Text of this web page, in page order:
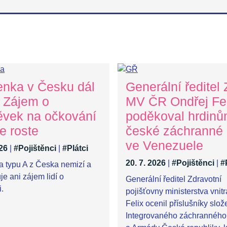
v Česku dál
o
na očkování
roste
#Pojištěnci
#Plátci
typu A z Česka nemizí a
ani zájem lidí o
Generální ředitel
MV ČR Ondřej
poděkoval
české záchranné
ve Venezuele
20. 7. 2026 #Pojištěnci
Generální ředitel Zdravotní
pojišťovny ministerstva
Felix ocenil příslušníky
Integrovaného